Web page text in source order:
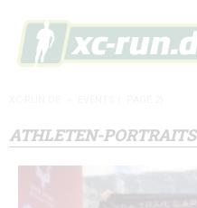
ATHLETEN-PORTRAITS